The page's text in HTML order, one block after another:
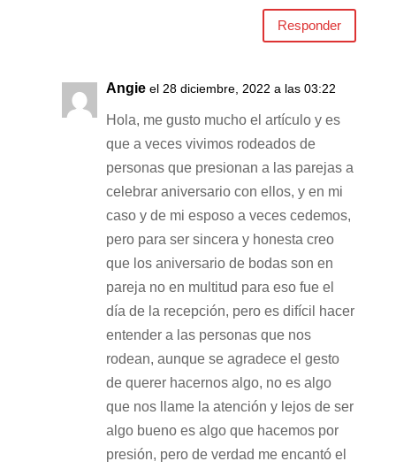
Responder
Angie el 28 diciembre, 2022 a las 03:22
Hola, me gusto mucho el artículo y es
que a veces vivimos rodeados de
personas que presionan a las parejas a
celebrar aniversario con ellos, y en mi
caso y de mi esposo a veces cedemos,
pero para ser sincera y honesta creo
que los aniversario de bodas son en
pareja no en multitud para eso fue el
día de la recepción, pero es difícil hacer
entender a las personas que nos
rodean, aunque se agradece el gesto
de querer hacernos algo, no es algo
que nos llame la atención y lejos de ser
algo bueno es algo que hacemos por
presión, pero de verdad me encantó el